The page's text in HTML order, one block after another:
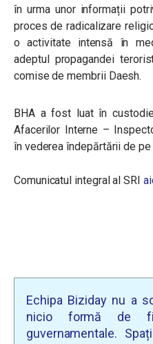
în urma unor informații
proces de radicalizare
o activitate intensă în
adeptul propagandei
comise de membrii Daesh.
BHA a fost luat în
Afacerilor Interne –
în vederea îndepărtării de
Comunicatul integral al SRI
Echipa Biziday nu a
nicio formă de
guvernamentale.